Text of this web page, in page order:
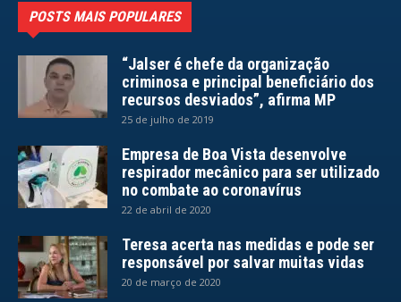
POSTS MAIS POPULARES
“Jalser é chefe da organização
criminosa e principal beneficiário dos
recursos desviados”, afirma MP
25 de julho de 2019
Empresa de Boa Vista desenvolve
respirador mecânico para ser utilizado
no combate ao coronavírus
22 de abril de 2020
Teresa acerta nas medidas e pode ser
responsável por salvar muitas vidas
20 de março de 2020